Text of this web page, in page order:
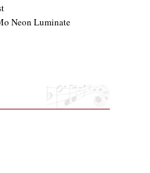
Neon Luminate